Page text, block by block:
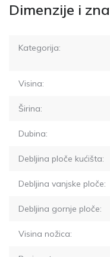
Dimenzije i
Kategorija:
Visina:
Širina:
Dubina:
Debljina ploče kućišta:
Debljina vanjske ploče:
Debljina gornje ploče:
Visina nožica: